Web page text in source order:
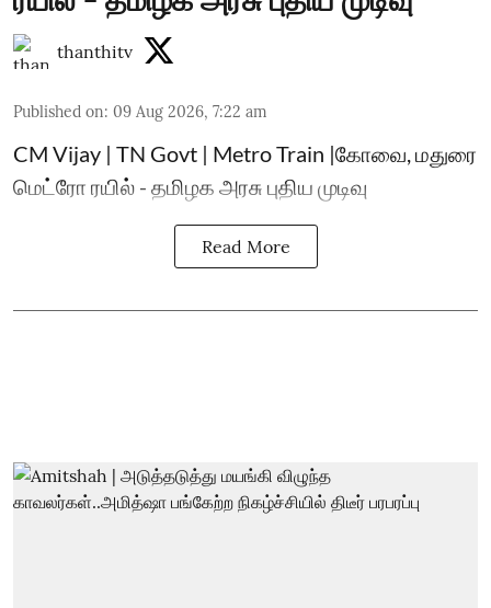
thanthitv
Published on: 09 Aug 2026, 7:22 am
CM Vijay | TN Govt | Metro Train |கோவை, மதுரை
மெட்ரோ ரயில் - தமிழக அரசு புதிய முடிவு
Read More